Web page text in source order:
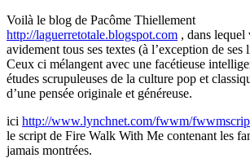
Voilà le blog de Pacôme Thiellement
http://laguerretotale.blogspot.com , dans
avidement tous ses textes (à l’exception de ses
Ceux ci mélangent avec une facétieuse
études scrupuleuses de la culture pop et
d’une pensée originale et généreuse.
ici http://www.lynchnet.com/fwwm/
le script de Fire Walk With Me contenant les
jamais montrées.